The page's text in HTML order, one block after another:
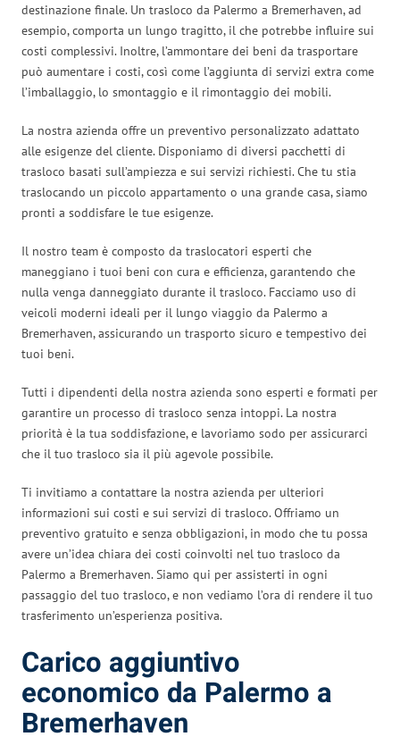
destinazione finale. Un trasloco da Palermo a Bremerhaven, ad
esempio, comporta un lungo tragitto, il che potrebbe influire sui
costi complessivi. Inoltre, l’ammontare dei beni da trasportare
può aumentare i costi, così come l’aggiunta di servizi extra come
l’imballaggio, lo smontaggio e il rimontaggio dei mobili.
La nostra azienda offre un preventivo personalizzato adattato
alle esigenze del cliente. Disponiamo di diversi pacchetti di
trasloco basati sull’ampiezza e sui servizi richiesti. Che tu stia
traslocando un piccolo appartamento o una grande casa, siamo
pronti a soddisfare le tue esigenze.
Il nostro team è composto da traslocatori esperti che
maneggiano i tuoi beni con cura e efficienza, garantendo che
nulla venga danneggiato durante il trasloco. Facciamo uso di
veicoli moderni ideali per il lungo viaggio da Palermo a
Bremerhaven, assicurando un trasporto sicuro e tempestivo dei
tuoi beni.
Tutti i dipendenti della nostra azienda sono esperti e formati per
garantire un processo di trasloco senza intoppi. La nostra
priorità è la tua soddisfazione, e lavoriamo sodo per assicurarci
che il tuo trasloco sia il più agevole possibile.
Ti invitiamo a contattare la nostra azienda per ulteriori
informazioni sui costi e sui servizi di trasloco. Offriamo un
preventivo gratuito e senza obbligazioni, in modo che tu possa
avere un’idea chiara dei costi coinvolti nel tuo trasloco da
Palermo a Bremerhaven. Siamo qui per assisterti in ogni
passaggio del tuo trasloco, e non vediamo l’ora di rendere il tuo
trasferimento un’esperienza positiva.
Carico aggiuntivo
economico da Palermo a
Bremerhaven